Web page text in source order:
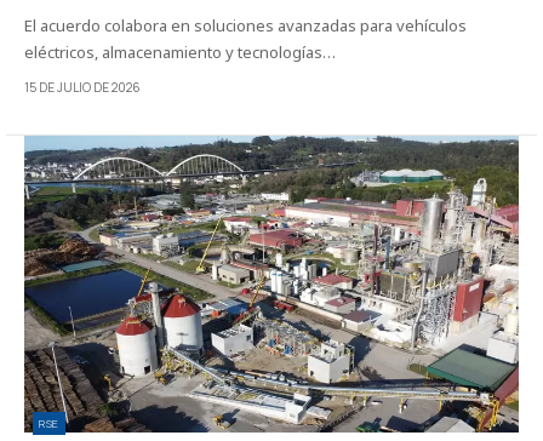
El acuerdo colabora en soluciones avanzadas para vehículos
eléctricos, almacenamiento y tecnologías…
15 DE JULIO DE 2026
RSE